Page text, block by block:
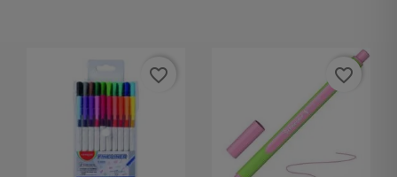
favorite_border favorite_border